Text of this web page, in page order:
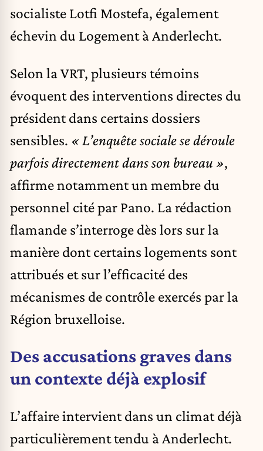
socialiste Lotfi Mostefa, également
échevin du Logement à Anderlecht.
Selon la VRT, plusieurs témoins
évoquent des interventions directes du
président dans certains dossiers
sensibles. « L’enquête sociale se déroule
parfois directement dans son bureau »,
affirme notamment un membre du
personnel cité par Pano. La rédaction
flamande s’interroge dès lors sur la
manière dont certains logements sont
attribués et sur l’efficacité des
mécanismes de contrôle exercés par la
Région bruxelloise.
Des accusations graves dans
un contexte déjà explosif
L’affaire intervient dans un climat déjà
particulièrement tendu à Anderlecht.